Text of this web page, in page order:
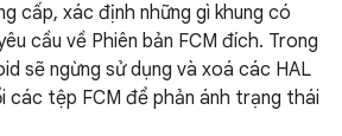
cấp, xác định những gì khung có
cầu về Phiên bản FCM đích. Trong
sẽ ngừng sử dụng và xoá các HAL
các tệp FCM để phản ánh trạng thái